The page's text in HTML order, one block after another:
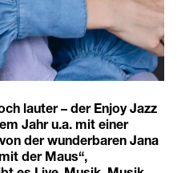
lauter – der Enjoy Jazz
Jahr u.a. mit einer
der wunderbaren Jana
der Maus“,